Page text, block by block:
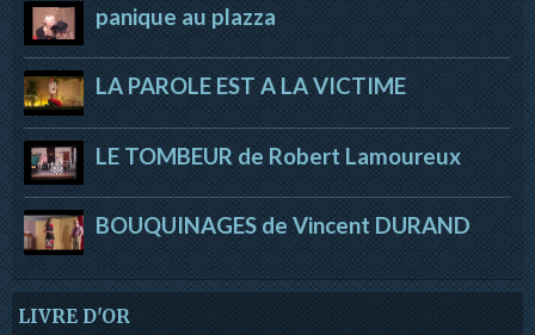
panique au plazza
LA PAROLE EST A LA VICTIME
LE TOMBEUR de Robert Lamoureux
BOUQUINAGES de Vincent DURAND
LIVRE D'OR